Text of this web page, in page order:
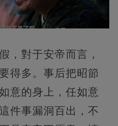
，對于安帝而言，
得多。事后把昭節
意的身上，任如意
件事漏洞百出，不